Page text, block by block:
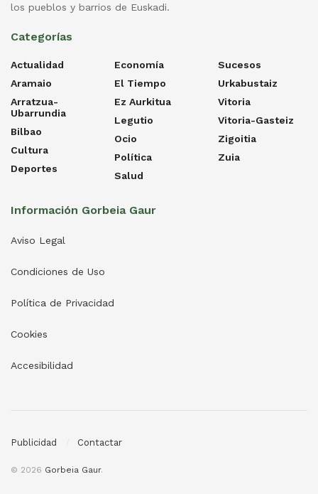
los pueblos y barrios de Euskadi.
Categorías
Actualidad
Aramaio
Arratzua-
Ubarrundia
Bilbao
Cultura
Deportes
Economía
El Tiempo
Ez Aurkitua
Legutio
Ocio
Política
Salud
Sucesos
Urkabustaiz
Vitoria
Vitoria-Gasteiz
Zigoitia
Zuia
Información Gorbeia Gaur
Aviso Legal
Condiciones de Uso
Política de Privacidad
Cookies
Accesibilidad
Publicidad Contactar
© 2026 Gorbeia Gaur.